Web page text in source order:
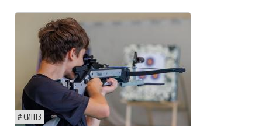
СИНТЗ